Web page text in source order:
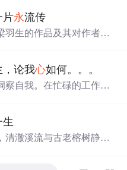
片永流传
羽生的作品及其对作者成
，论我心如何。。。
察自我。在忙碌的工作
清澈溪流与古老榕树静默